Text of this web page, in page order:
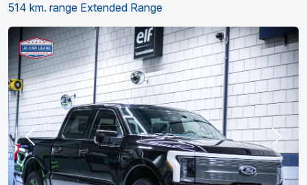
514 km. range Extended Range
Previous Next